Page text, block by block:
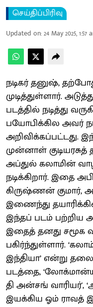
செய்திப்பிரிவு
Updated on:24 May 2025, 1:57
நடிகர் தனுஷ்,
முடித்துள்ளார்.
படத்தில் நடித்து
பயோபிக்கில அவர்
அறிவிக்கப்பட்டது.
முன்னாள்
அப்துல் கலாமின்
நடிக்கிறார். இதை
கிருஷ்ணன் குமார்,
இணைந்து
இந்தப் படம் பற்றிய
இதைத் தனது சமூக
பகிர்ந்துள்ளார்.
இந்தியா’ என்று
படத்தை,
தி அன்சங் வாரியர்',
இயக்கிய ஓம் ராவத்